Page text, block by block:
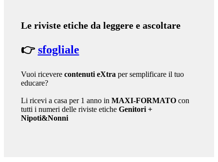
Le riviste etiche da leggere e ascoltare
👉 sfogliale
Vuoi ricevere contenuti eXtraper semplificare il tuo
educare?
Li ricevi a casa per 1 anno in MAXI-FORMATOcon
tutti i numeri delle riviste etiche Genitori +
Nipoti&Nonni